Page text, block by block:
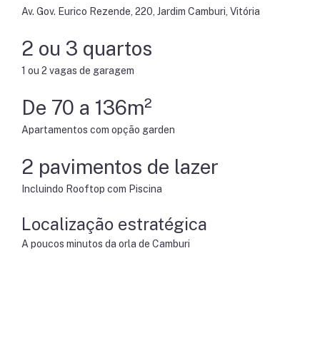
Av. Gov. Eurico Rezende, 220, Jardim Camburi, Vitória
2 ou 3 quartos
1 ou 2 vagas de garagem
De 70 a 136m²
Apartamentos com opção garden
2 pavimentos de lazer
Incluindo Rooftop com Piscina
Localização estratégica
A poucos minutos da orla de Camburi